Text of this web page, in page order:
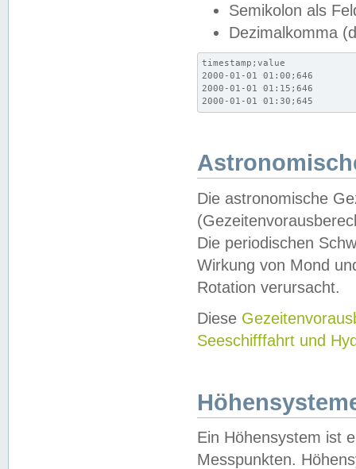
Semikolon als
Dezimalkomma
timestamp;value
2000-01-01 01:00;646
2000-01-01 01:15;646
2000-01-01 01:30;645
Die astronomische
Die periodischen
Wirkung von Mond
Rotation verursacht.
Diese
Seeschifffahrt und
Ein Höhensystem ist
Messpunkten.